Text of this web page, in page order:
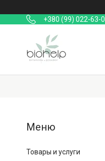
+380 (99) 022-63-
Товары и услуги